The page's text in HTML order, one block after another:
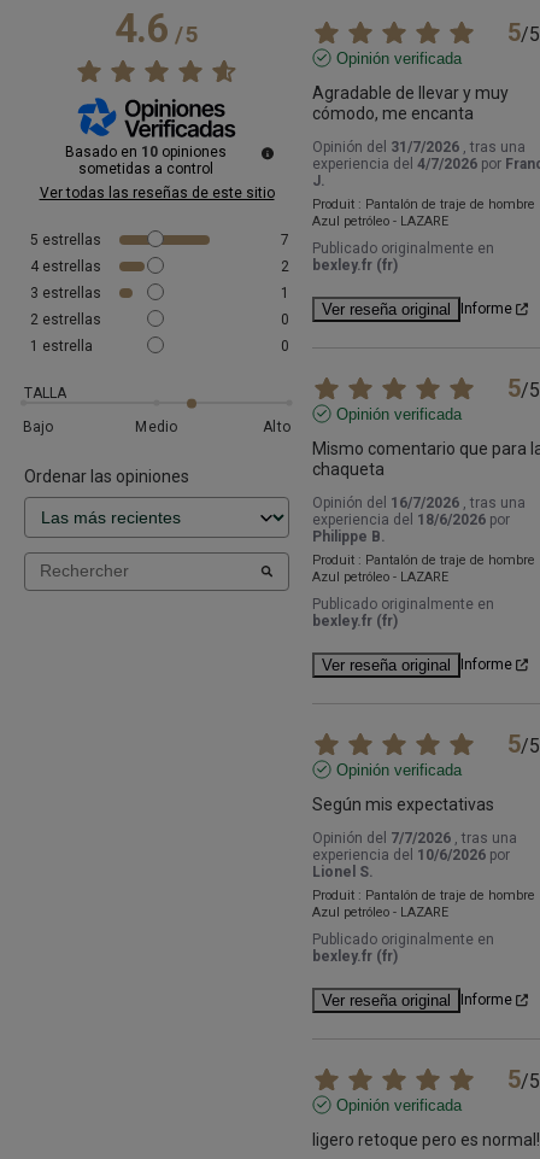
4.6/5
Basado en 10 opiniones
sometidas a control
Ver todas las reseñas de este sitio
5 estrellas
7
4 estrellas
2
3 estrellas
1
2 estrellas
0
1 estrella 0
TALLA
Bajo
Medio Alto
Ordenar las opiniones
5/5
Opinión verificada
Agradable de llevar y muy
cómodo, me encanta
Opinión del 31/7/2026 , tras una
experiencia del 4/7/2026 por
J.
Produit : Pantalón de traje de hombre
Azul petróleo - LAZARE
Publicado originalmente en
bexley.fr (fr)
Ver reseña original Informe
5/5
Opinión verificada
Mismo comentario que para
chaqueta
Opinión del 16/7/2026 , tras una
experiencia del 18/6/2026 por
Philippe B.
Produit : Pantalón de traje de hombre
Azul petróleo - LAZARE
Publicado originalmente en
bexley.fr (fr)
Ver reseña original Informe
5/5
Opinión verificada
Según mis expectativas
Opinión del 7/7/2026 , tras una
experiencia del 10/6/2026 por
Lionel S.
Produit : Pantalón de traje de hombre
Azul petróleo - LAZARE
Publicado originalmente en
bexley.fr (fr)
Ver reseña original Informe
5/5
Opinión verificada
ligero retoque pero es normal!